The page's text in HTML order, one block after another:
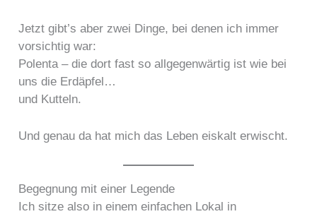
Jetzt gibt’s aber zwei Dinge, bei denen ich immer
vorsichtig war:
Polenta – die dort fast so allgegenwärtig ist wie bei
uns die Erdäpfel…
und Kutteln.
Und genau da hat mich das Leben eiskalt erwischt.
Begegnung mit einer Legende
Ich sitze also in einem einfachen Lokal in